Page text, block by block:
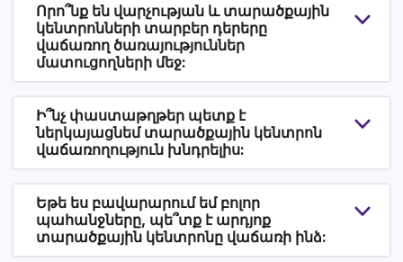
Որո՞նք են վարչության և տարածքային
կենտրոնների տարբեր դերերը
վաճառող ծառայություններ
մատուցողների մեջ:
Ի՞նչ փաստաթղթեր պետք է
ներկայացնեմ տարածքային կենտրոն
վաճառողություն խնդրելիս:
Եթե ես բավարարում եմ բոլոր
պահանջները, պե՞տք է արդյոք
տարածքային կենտրոնը վաճառի ինձ: